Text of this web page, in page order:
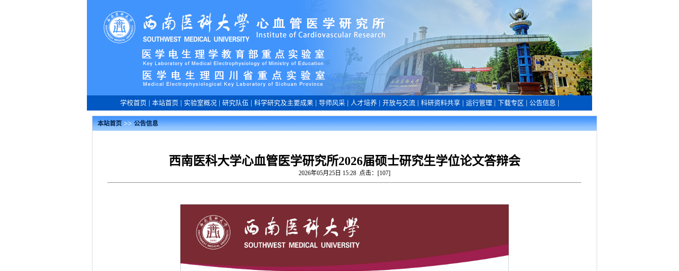
学校首页| 本站首页| 实验室概况| 研究队伍 科学研究及主要成果| 导师风采| 人才培养| 开放与交流| 科研资料共享| 运行管理| 下载专区 公告信息
本站首页>>公告信息
西南医科大学心血管医学研究所2026届硕士研究生学位论文答辩会
2026年05月25日 15:28 点击：[107]